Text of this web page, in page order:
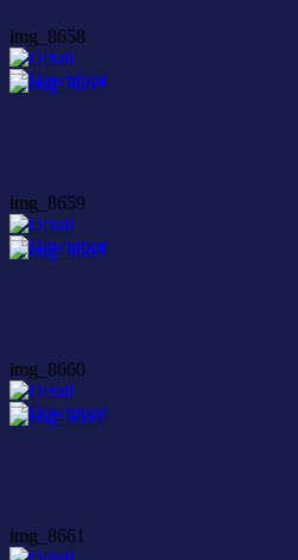
img_8658
img_8659
img_8660
img_8661